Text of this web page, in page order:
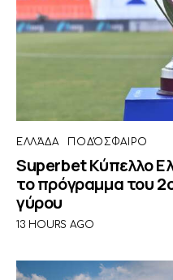
ΕΛΛΆΔΑ ΠΟΔΌΣΦΑΙΡΟ
Superbet Κύπελλο
το πρόγραμμα του
γύρου
13 HOURS AGO